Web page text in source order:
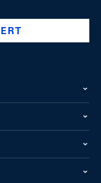
swiss-national-
@swissnationalbank